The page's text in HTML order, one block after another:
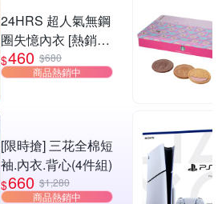
W3) (網路獨家款)
24HRS 超人氣無鋼
圈失憶內衣 [熱銷好
評]
$460 $680
商品熱銷中
[限時搶] 三花全棉短
袖.內衣.背心(4件組)
$660 $1,280
商品熱銷中